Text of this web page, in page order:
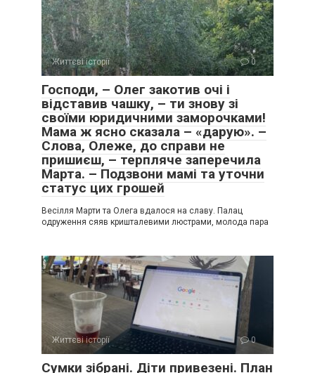
Життєві історії 0
Господи, – Олег закотив очі і
відставив чашку, – ти знову зі
своїми юридичними заморочками!
Мама ж ясно сказала – «дарую». –
Слова, Олеже, до справи не
пришиєш, – терпляче заперечила
Марта. – Подзвони мамі та уточни
статус цих грошей
Весілля Марти та Олега вдалося на славу. Палац
одруження сяяв кришталевими люстрами, молода пара
Життєві історії 0
Сумки зібрані. Діти привезені. План